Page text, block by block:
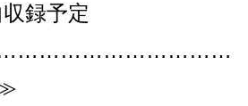
録予定
≫